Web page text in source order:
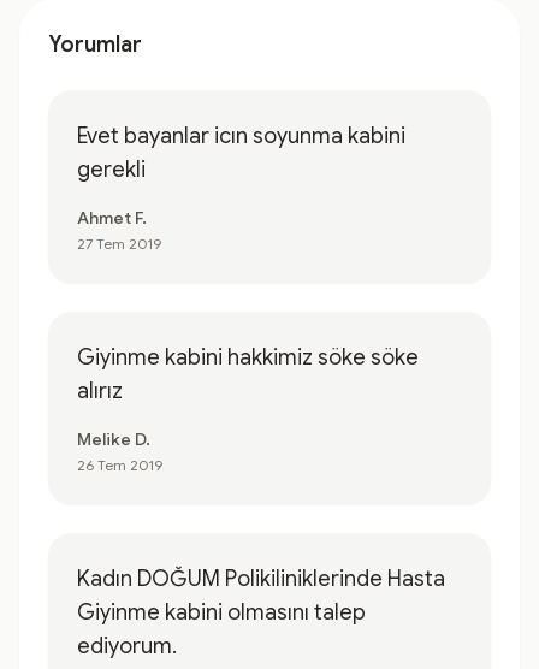
Yorumlar
Evet bayanlar icın soyunma kabini
gerekli
Ahmet F.
27 Tem 2019
Giyinme kabini hakkimiz söke söke
alırız
Melike D.
26 Tem 2019
Kadın DOĞUM Polikiliniklerinde Hasta
Giyinme kabini olmasını talep
ediyorum.